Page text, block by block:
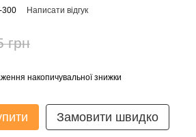
300 Написати відгук
грн
накопичувальної знижки
Замовити швидко